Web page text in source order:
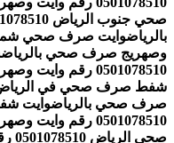
بالرياض
وصهريج صرف صحي بالرياض
0501078510 رقم وايت وصهريج صرف صحي بالرياض
صرف صحي بالرياض
0501078510 رقم وايت وصهريج صرف صحي بالرياض